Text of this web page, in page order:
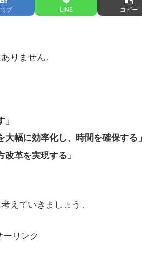
ブ LINE コピー
りません。
幅に効率化し、時間を確保する」
改革を実現する」
えていきましょう。
ーリンク